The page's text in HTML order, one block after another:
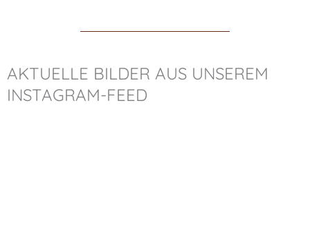
AKTUELLE BILDER AUS UNSEREM
INSTAGRAM-FEED